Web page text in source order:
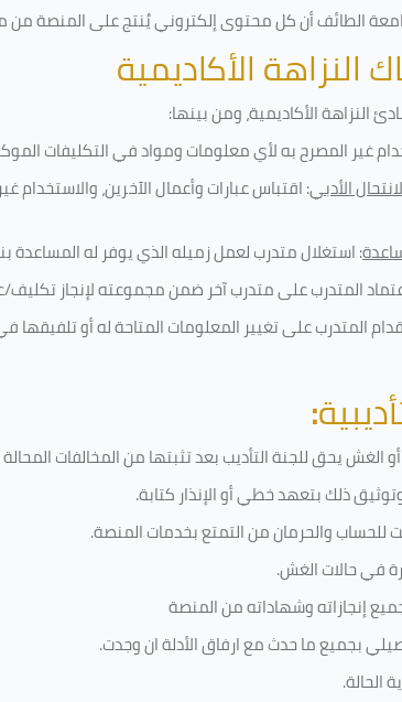
الطائف أن كل محتوى إلكتروني يُنتج على المنصة
النزاهة الأكاديمية
النزاهة الأكاديمية، ومن بينها:
غير المصرح به لأي معلومات ومواد في التكليفات
الأدبي: اقتباس عبارات وأعمال الآخرين،
: استغلال متدرب لعمل زميله الذي يوفر له المساعدة
المتدرب على متدرب آخر ضمن مجموعته لإنجاز تكليف/
المتدرب على تغيير المعلومات المتاحة له أو
:
الغش يحق للجنة التأديب بعد تثبتها من المخالفات المحالة
ذلك بتعهد خطي أو الإنذار كتابة.
للحساب والحرمان من التمتع بخدمات المنصة.
في حالات الغش.
إنجازاته وشهاداته من المنصة
بجميع ما حدث مع ارفاق الأدلة ان وجدت.
الحالة.